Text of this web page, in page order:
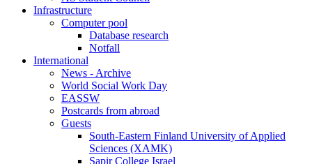
Infrastructure
Computer pool
Database research
Notfall
International
News - Archive
World Social Work Day
EASSW
Postcards from abroad
Guests
South-Eastern Finland University of Applied
Sciences (XAMK)
Sapir College Israel